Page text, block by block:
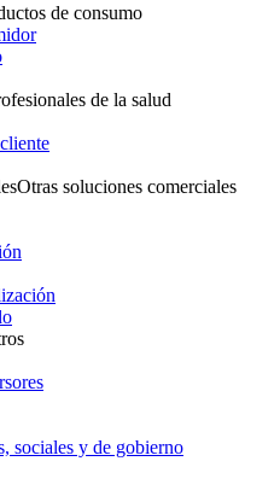
de consumo
de la salud
Otras soluciones comerciales
sociales y de gobierno